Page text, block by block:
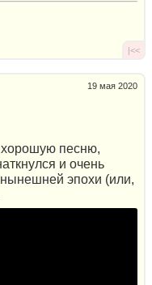
|<<
19 мая 2020
песню,
и очень
эпохи (или,